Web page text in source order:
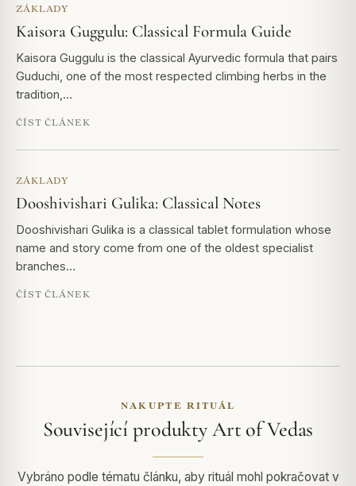
ZÁKLADY
Kaisora Guggulu: Classical Formula Guide
Kaisora Guggulu is the classical Ayurvedic formula that pairs
Guduchi, one of the most respected climbing herbs in the
tradition,…
ČÍST ČLÁNEK
ZÁKLADY
Dooshivishari Gulika: Classical Notes
Dooshivishari Gulika is a classical tablet formulation whose
name and story come from one of the oldest specialist
branches…
ČÍST ČLÁNEK
NAKUPTE RITUÁL
Související produkty Art of Vedas
Vybráno podle tématu článku, aby rituál mohl pokračovat v